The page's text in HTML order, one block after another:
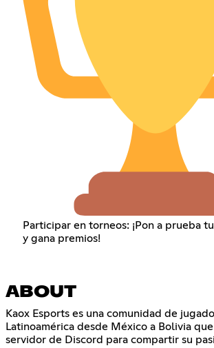
Participar en torneos: ¡Pon a prueba
y gana premios!
ABOUT
Kaox Esports es una comunidad de
Latinoamérica desde México a Bolivia
servidor de Discord para compartir su